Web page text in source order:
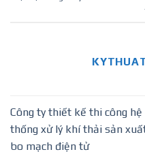
Công ty thiết kế thi công hệ
thống xử lý khí thải sản
bo mạch điện tử